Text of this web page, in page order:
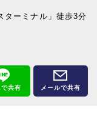
ターミナル」徒歩3分
共有 メールで共有